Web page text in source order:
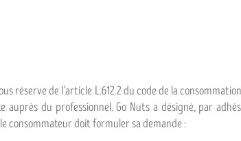
réserve de l’article L.612.2 du code de la
du professionnel. Go Nuts a désigné, par
consommateur doit formuler sa demande :